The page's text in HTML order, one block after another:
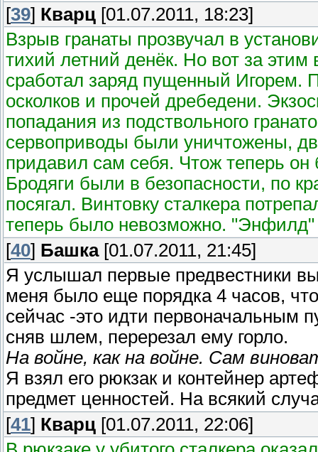
[39] Кварц [01.07.2011, 18:23]
Взрыв гранаты прозвучал в
тихий летний денёк. Но вот за
сработал заряд пущенный Игорем.
осколков и прочей дребедени.
попадания из подствольного
сервоприводы были уничтожены,
придавил сам себя. Чтож теперь он
Бродяги были в безопасности, по
посягал. Винтовку сталкера
теперь было невозможно. "Энфилд"
[40] Башка[01.07.2011, 21:45]
Я услышал первые предвестники
меня было еще порядка 4 часов,
сейчас -это идти первоначальным
сняв шлем, перерезал ему горло.
На войне, как на войне. Сам
Я взял его рюкзак и контейнер
предмет ценностей. На всякий
[41] Кварц [01.07.2011, 22:06]